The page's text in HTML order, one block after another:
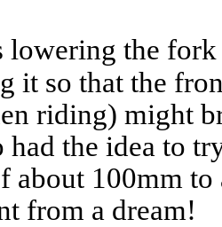
lowering the
it so that the
riding) might
had the idea to
about 100mm
from a dream!